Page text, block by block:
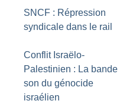
SNCF : Répression
syndicale dans le rail
Conflit Israëlo-
Palestinien : La bande
son du génocide
israélien